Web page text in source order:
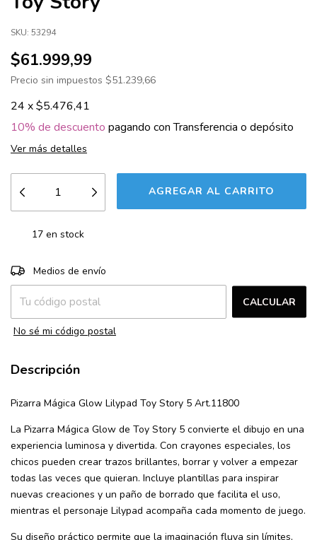
SKU: 53294
$61.999,99
Precio sin impuestos $51.239,66
24 x$5.476,41
10% de descuento pagando con Transferencia o depósito
Ver más detalles
17 en stock
Entregas para el CP:
Medios de envío
CALCULAR
No sé mi código postal
Descripción
Pizarra Mágica Glow Lilypad Toy Story 5 Art.11800
La Pizarra Mágica Glow de Toy Story 5 convierte el dibujo en una
experiencia luminosa y divertida. Con crayones especiales, los
chicos pueden crear trazos brillantes, borrar y volver a empezar
todas las veces que quieran. Incluye plantillas para inspirar
nuevas creaciones y un paño de borrado que facilita el uso,
mientras el personaje Lilypad acompaña cada momento de juego.
Su diseño práctico permite que la imaginación fluya sin límites,